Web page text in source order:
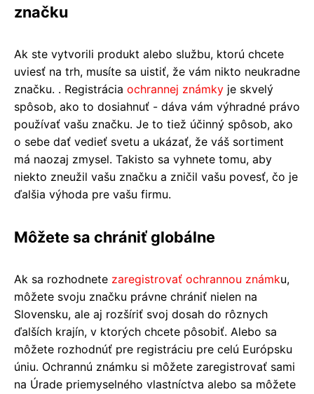
značku
Ak ste vytvorili produkt alebo službu, ktorú chcete
uviesť na trh, musíte sa uistiť, že vám nikto neukradne
značku. . Registrácia ochrannej známky je skvelý
spôsob, ako to dosiahnuť - dáva vám výhradné právo
používať vašu značku. Je to tiež účinný spôsob, ako
o sebe dať vedieť svetu a ukázať, že váš sortiment
má naozaj zmysel. Takisto sa vyhnete tomu, aby
niekto zneužil vašu značku a zničil vašu povesť, čo je
ďalšia výhoda pre vašu firmu.
Môžete sa chrániť globálne
Ak sa rozhodnete zaregistrovať ochrannou známku,
môžete svoju značku právne chrániť nielen na
Slovensku, ale aj rozšíriť svoj dosah do rôznych
ďalších krajín, v ktorých chcete pôsobiť. Alebo sa
môžete rozhodnúť pre registráciu pre celú Európsku
úniu. Ochrannú známku si môžete zaregistrovať sami
na Úrade priemyselného vlastníctva alebo sa môžete